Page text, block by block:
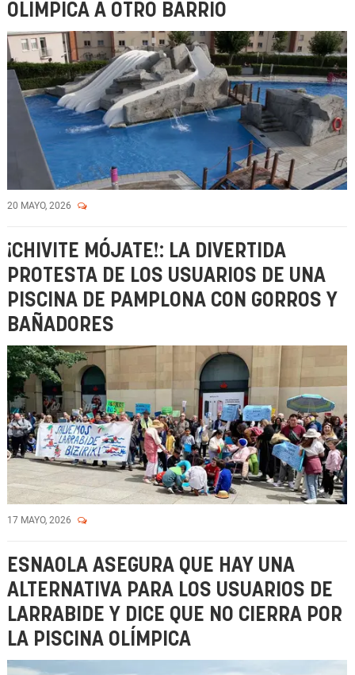
OLÍMPICA A OTRO BARRIO
20 MAYO, 2026
¡CHIVITE MÓJATE!: LA DIVERTIDA
PROTESTA DE LOS USUARIOS DE UNA
PISCINA DE PAMPLONA CON GORROS Y
BAÑADORES
17 MAYO, 2026
ESNAOLA ASEGURA QUE HAY UNA
ALTERNATIVA PARA LOS USUARIOS DE
LARRABIDE Y DICE QUE NO CIERRA POR
LA PISCINA OLÍMPICA